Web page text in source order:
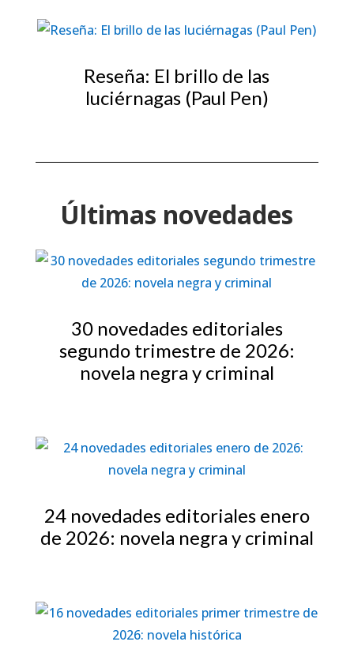
Reseña: El brillo de las
luciérnagas (Paul Pen)
Últimas novedades
30 novedades editoriales
segundo trimestre de 2026:
novela negra y criminal
24 novedades editoriales enero
de 2026: novela negra y criminal